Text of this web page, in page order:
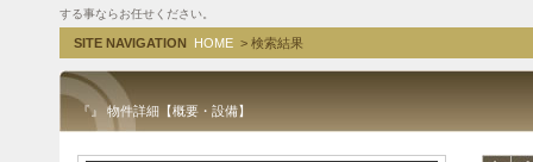
する事ならお任せください。
SITE NAVIGATION HOME > 検索結果
『』 物件詳細【概要・設備】